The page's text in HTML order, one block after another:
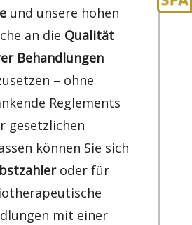
und unsere hohen
an die Qualität
Behandlungen
– ohne
Reglements
gesetzlichen
können Sie sich
oder für
mit einer